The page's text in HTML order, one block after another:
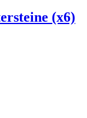
(x6)